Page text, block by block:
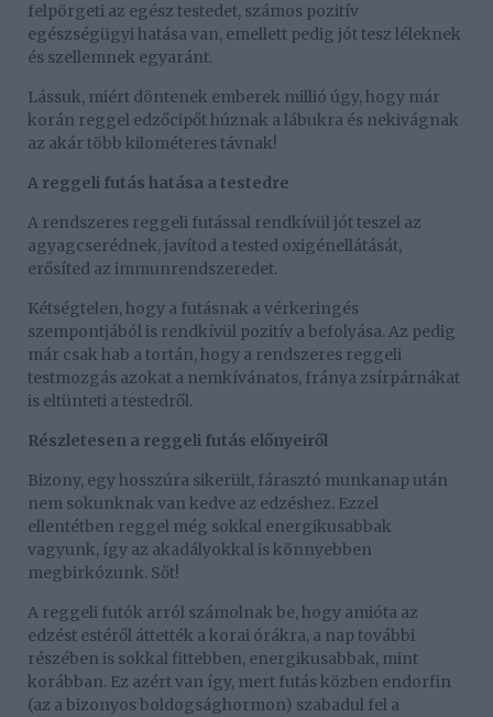
felpörgeti az egész testedet, számos pozitív
egészségügyi hatása van, emellett pedig jót tesz léleknek
és szellemnek egyaránt.
Lássuk, miért döntenek emberek millió úgy, hogy már
korán reggel edzőcipőt húznak a lábukra és nekivágnak
az akár több kilométeres távnak!
A reggeli futás hatása a testedre
A rendszeres reggeli futással rendkívül jót teszel az
agyagcserédnek, javítod a tested oxigénellátását,
erősíted az immunrendszeredet.
Kétségtelen, hogy a futásnak a vérkeringés
szempontjából is rendkívül pozitív a befolyása. Az pedig
már csak hab a tortán, hogy a rendszeres reggeli
testmozgás azokat a nemkívánatos, fránya zsírpárnákat
is eltünteti a testedről.
Részletesen a reggeli futás előnyeiről
Bizony, egy hosszúra sikerült, fárasztó munkanap után
nem sokunknak van kedve az edzéshez. Ezzel
ellentétben reggel még sokkal energikusabbak
vagyunk, így az akadályokkal is könnyebben
megbirkózunk. Sőt!
A reggeli futók arról számolnak be, hogy amióta az
edzést estéről áttették a korai órákra, a nap további
részében is sokkal fittebben, energikusabbak, mint
korábban. Ez azért van így, mert futás közben endorfin
(az a bizonyos boldogsághormon) szabadul fel a